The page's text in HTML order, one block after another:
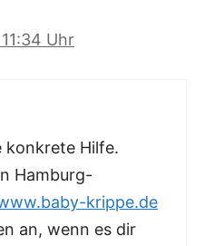
Uhr
konkrete Hilfe.
Hamburg-
krippe.de
an, wenn es dir